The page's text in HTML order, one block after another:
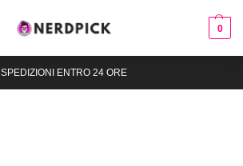
0
SPEDIZIONI ENTRO 24 ORE